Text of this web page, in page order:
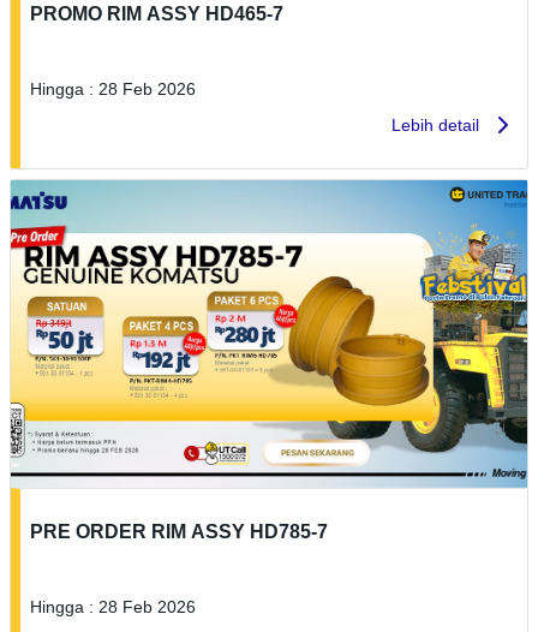
PROMO RIM ASSY HD465-7
Hingga : 28 Feb 2026
Lebih detail
PRE ORDER RIM ASSY HD785-7
Hingga : 28 Feb 2026